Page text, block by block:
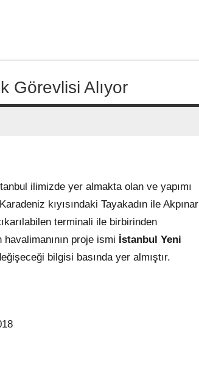
Görevlisi Alıyor
ilimizde yer almakta olan ve yapımı
kıyısındaki Tayakadın ile Akpınar
terminali ile birbirinden
proje ismi İstanbul Yeni
bilgisi basında yer almıştır.